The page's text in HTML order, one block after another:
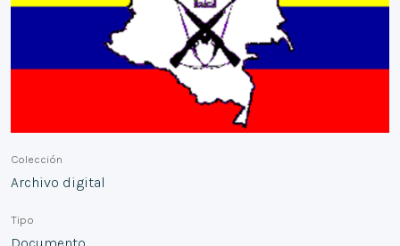
Colección
Archivo digital
Tipo